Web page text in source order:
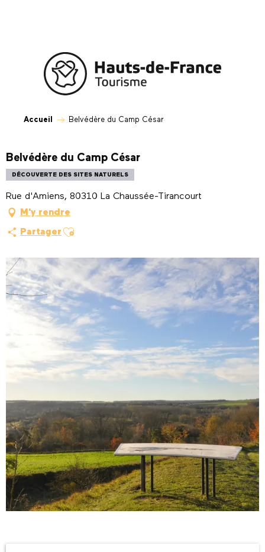
Accueil Belvédère du Camp César
Belvédère du Camp César
DÉCOUVERTE DES SITES NATURELS
Rue d'Amiens, 80310 La Chaussée-Tirancourt
M'y rendre
Partager Ajouter aux favoris